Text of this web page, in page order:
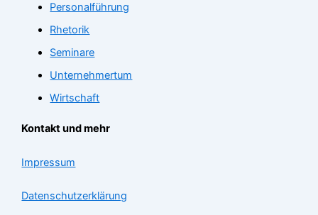
Personalführung
Rhetorik
Seminare
Unternehmertum
Wirtschaft
Kontakt und mehr
Impressum
Datenschutzerklärung